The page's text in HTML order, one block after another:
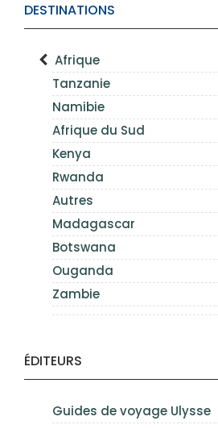
DESTINATIONS
Afrique
Tanzanie
Namibie
Afrique du Sud
Kenya
Rwanda
Autres
Madagascar
Botswana
Ouganda
Zambie
ÉDITEURS
Guides de voyage Ulysse